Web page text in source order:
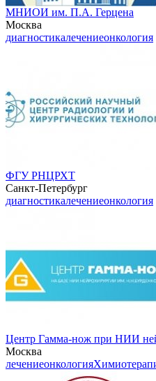
МНИОИ им. П.А. Герцена
Москва
диагностикалечениеонкология
ФГУ РНЦРХТ
Санкт-Петербург
диагностикалечениеонкология
Центр Гамма-нож при НИИ
Москва
лечениеонкология